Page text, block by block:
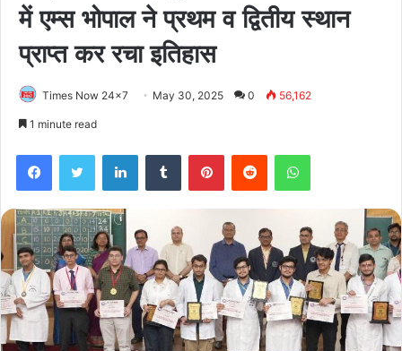
में एम्स भोपाल ने प्रथम व द्वितीय स्थान
प्राप्त कर रचा इतिहास
Times Now 24x7 May 30, 2025 0 56,162
1 minute read
FacebookTwitter LinkedInTumblr PinterestReddit WhatsApp